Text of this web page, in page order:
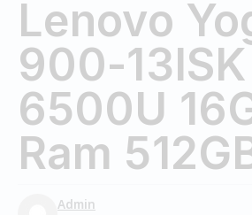
Lenovo
900-
6500U
Ram
Admin